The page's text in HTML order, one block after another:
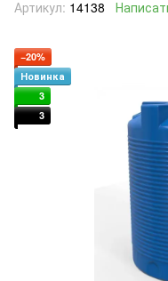
Артикул: 14138
−20%
Новинка
3
3